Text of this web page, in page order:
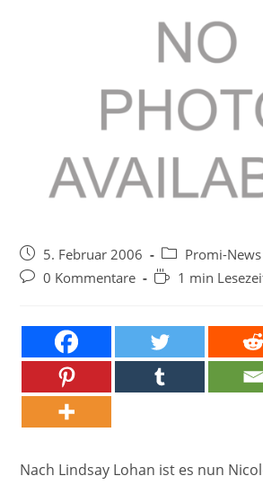
Beitrag
veröffentlicht:
5. Februar 2006
Beitrags-
Kategorie:
Promi-News
Beitrags-
0 Kommentare Lesedauer:
1 min
Nach Lindsay Lohan ist es nun